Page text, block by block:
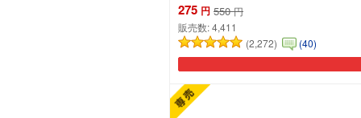
275 円 550 円
販売数:4,411
(2,272)
(40)